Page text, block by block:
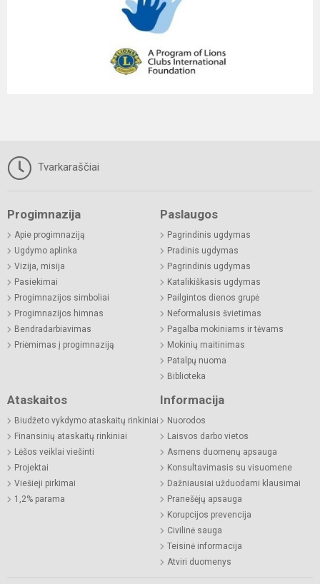
Tvarkaraščiai
Progimnazija
Apie progimnaziją
Ugdymo aplinka
Vizija, misija
Pasiekimai
Progimnazijos simboliai
Progimnazijos himnas
Bendradarbiavimas
Priėmimas į progimnaziją
Paslaugos
Pagrindinis ugdymas
Pradinis ugdymas
Pagrindinis ugdymas
Katalikiškasis ugdymas
Pailgintos dienos grupė
Neformalusis švietimas
Pagalba mokiniams ir tėvams
Mokinių maitinimas
Patalpų nuoma
Biblioteka
Ataskaitos
Biudžeto vykdymo ataskaitų rinkiniai
Finansinių ataskaitų rinkiniai
Lėšos veiklai viešinti
Projektai
Viešieji pirkimai
1,2% parama
Informacija
Nuorodos
Laisvos darbo vietos
Asmens duomenų apsauga
Konsultavimasis su visuomene
Dažniausiai užduodami klausimai
Pranešėjų apsauga
Korupcijos prevencija
Civilinė sauga
Teisinė informacija
Atviri duomenys